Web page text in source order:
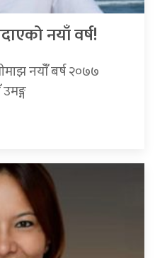
नयाँ वर्ष!
नयाँँ बर्ष २०७७